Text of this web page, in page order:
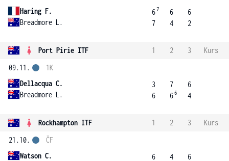
Haring F.
Breadmore L.
67
7
6
4
6
2
Port Pirie ITF 1 2 3
Kurs
09.11.
Dellacqua C.
Breadmore L.
1K
3
6
7
66
6
4
Rockhampton ITF 1 2 3
Kurs
21.10.
Watson C.
ČF
6
4
6